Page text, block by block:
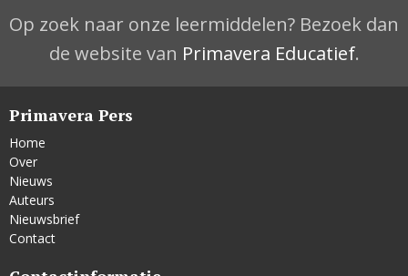
Op zoek naar onze leermiddelen? Bezoek dan
de website van Primavera Educatief.
Primavera Pers
Home
Over
Nieuws
Auteurs
Nieuwsbrief
Contact